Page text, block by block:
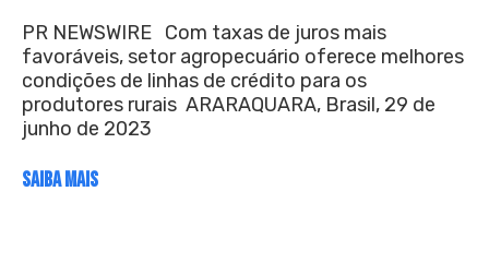
PR NEWSWIRE Com taxas de juros mais
favoráveis, setor agropecuário oferece melhores
condições de linhas de crédito para os
produtores rurais ARARAQUARA, Brasil, 29 de
junho de 2023
SAIBA MAIS